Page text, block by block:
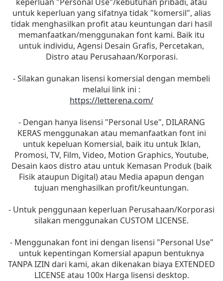
untuk keperluan yang sifatnya tidak "komersil", alias
tidak menghasilkan profit atau keuntungan dari hasil
memanfaatkan/menggunakan font kami. Baik itu
untuk individu, Agensi Desain Grafis, Percetakan,
Distro atau Perusahaan/Korporasi.
- Silakan gunakan lisensi komersial dengan membeli
melalui link ini :
https://letterena.com/
- Dengan hanya lisensi "Personal Use", DILARANG
KERAS menggunakan atau memanfaatkan font ini
untuk kepeluan Komersial, baik itu untuk Iklan,
Promosi, TV, Film, Video, Motion Graphics, Youtube,
Desain kaos distro atau untuk Kemasan Produk (baik
Fisik ataupun Digital) atau Media apapun dengan
tujuan menghasilkan profit/keuntungan.
- Untuk penggunaan keperluan Perusahaan/Korporasi
silakan menggunakan CUSTOM LICENSE.
- Menggunakan font ini dengan lisensi "Personal Use"
untuk kepentingan Komersial apapun bentuknya
TANPA IZIN dari kami, akan dikenakan biaya EXTENDED
LICENSE atau 100x Harga lisensi desktop.